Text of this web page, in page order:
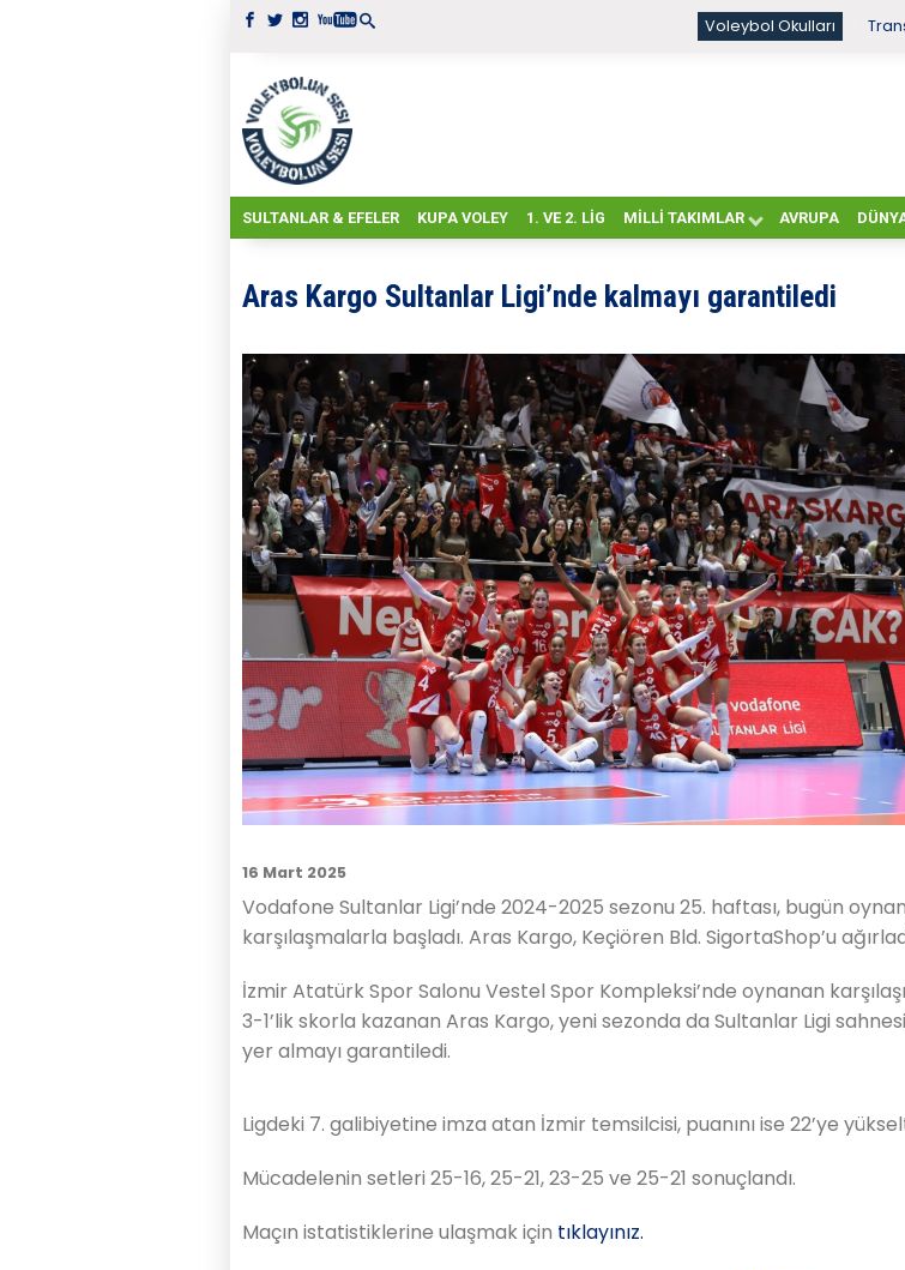
Voleybol Okulları
SULTANLAR & EFELER KUPA VOLEY 1. VE 2. LIG MILLI TAKIMLAR AVRUPA
Aras Kargo Sultanlar Ligi’nde kalmayı garantiledi
16 Mart 2025
Vodafone Sultanlar Ligi’nde 2024-2025 sezonu 25. haftası, bugün
karşılaşmalarla başladı. Aras Kargo, Keçiören Bld. SigortaShop’u
İzmir Atatürk Spor Salonu Vestel Spor Kompleksi’nde oynanan
3-1’lik skorla kazanan Aras Kargo, yeni sezonda da Sultanlar Ligi
yer almayı garantiledi.
Ligdeki 7. galibiyetine imza atan İzmir temsilcisi, puanını ise 22’ye
Mücadelenin setleri 25-16, 25-21, 23-25 ve 25-21 sonuçlandı.
Maçın istatistiklerine ulaşmak için tıklayınız.